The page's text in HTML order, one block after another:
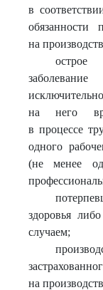
в
обязанности
на
острое
на него
в процессе
одного
(не менее
здоровья
случаем;
на